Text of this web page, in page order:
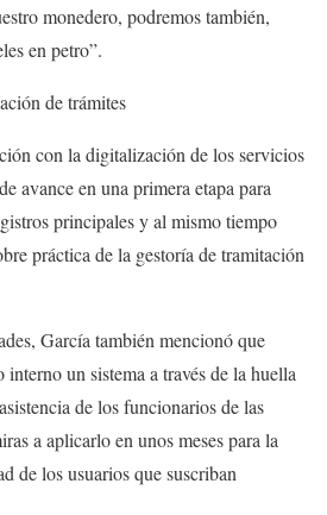
monedero, podremos también,
en petro”.
de trámites
con la digitalización de los servicios
avance en una primera etapa para
principales y al mismo tiempo
práctica de la gestoría de tramitación
García también mencionó que
un sistema a través de la huella
de los funcionarios de las
a aplicarlo en unos meses para la
de los usuarios que suscriban